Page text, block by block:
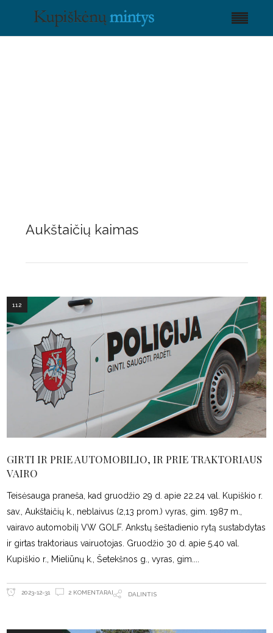
Aukštaičių kaimas
112
GIRTI IR PRIE AUTOMOBILIO, IR PRIE TRAKTORIAUS
VAIRO
Teisėsauga praneša, kad gruodžio 29 d. apie 22.24 val. Kupiškio r.
sav., Aukštaičių k., neblaivus (2,13 prom.) vyras, gim. 1987 m.,
vairavo automobilį VW GOLF. Ankstų šeštadienio rytą sustabdytas
ir girtas traktoriaus vairuotojas. Gruodžio 30 d. apie 5.40 val.
Kupiškio r., Mieliūnų k., Šetekšnos g., vyras, gim.
2023-12-31 2 KOMENTARAI DALINTIS